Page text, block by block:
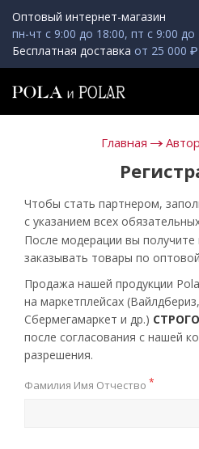
Оптовый интернет-магазин
пн-чт с 9:00 до 18:00, пт с 9:00 до
Бесплатная доставка от 25 000 ₽
Главная
Чтобы стать партнером,
с указанием всех
После модерации вы
заказывать товары по
Продажа нашей продукции
на маркетплейсах
Сбермегамаркет и др.) СТРОГО
после согласования с нашей
разрешения.
Фамилия Имя Отчество *